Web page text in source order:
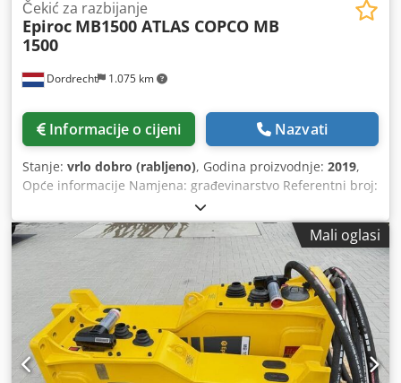
Dordrecht 1.075 km
Čekić za razbijanje
Epiroc MB1500 ATLAS COPCO MB
1500
Informacije o cijeni Nazvati
Stanje: vrlo dobro (rabljeno), Godina proizvodnje: 2019,
Opće informacije Namjena: građevinarstvo Referentni broj:
8 Težine Masa praznog vozila: 1.200 kg Funkcionalnost
Dimenzije tovarnog prostora: 120 x 80 x 80 cm CE oznaka:
da Održavanje, povijest i stanje Broj vlasnika: 1 Tehničko
stanje: vrlo dobro Vizualno stanje: vrlo dobro Dodatne
informacije Pogodno za sljedeće strojeve: bageri od 17 do
29 tona Uvjeti isporuke: EXW Radni tlak: 160-180 bara
Potreban hidraulični protok: 155 l/min Učestalost udaraca:
330 - 680 Posljednji pregled: 2025-12-09 Zemlja
proizvodnje: DE Dodatne informacije Za dodatne
informacije obratite se Ö. Inalkacu. Dsdpfxsy A I Sae Ahlsck
Mali oglasi